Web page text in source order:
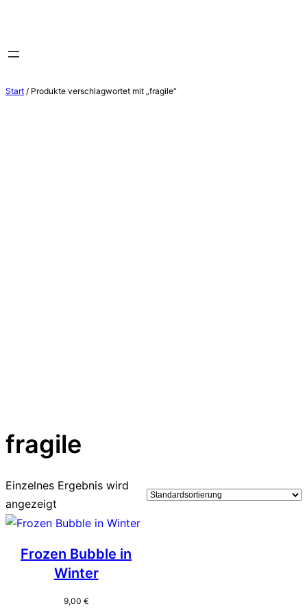
springen
Start / Produkte verschlagwortet mit „fragile“
fragile
Einzelnes Ergebnis wird
angezeigt
Frozen Bubble in
Winter
9,00 €